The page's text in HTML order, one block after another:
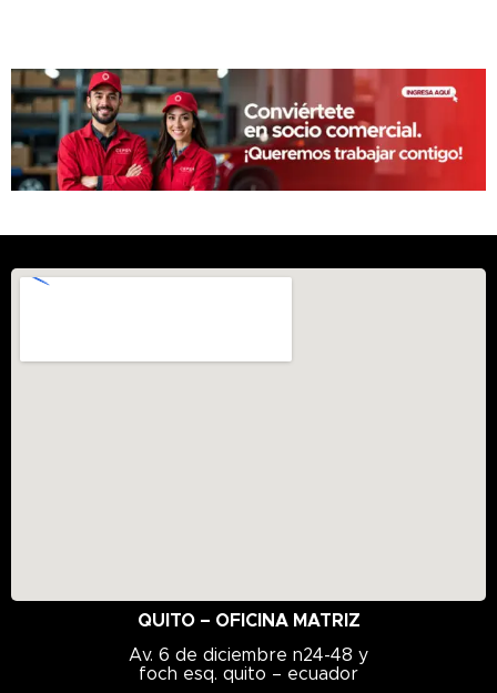
QUITO – OFICINA MATRIZ
Av. 6 de diciembre n24-48 y
foch esq. quito – ecuador